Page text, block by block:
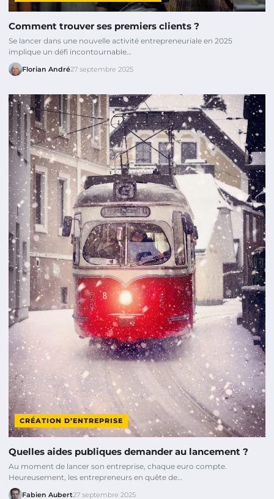
Comment trouver ses premiers clients ?
Se lancer dans une nouvelle activité entrepreneuriale en 2025
implique un défi incontournable…
Florian André27 septembre 2025
CRÉATION D’ENTREPRISE
Quelles aides publiques demander au lancement ?
Au moment de lancer son entreprise, chaque euro compte.
Heureusement, les entrepreneurs en quête de…
Fabien Aubert27 septembre 2025